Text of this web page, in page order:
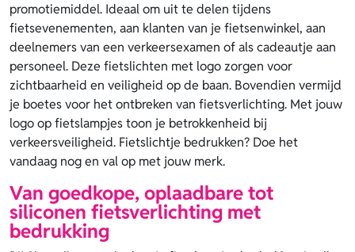
promotiemiddel. Ideaal om uit te delen tijdens
fietsevenementen, aan klanten van je fietsenwinkel, aan
deelnemers van een verkeersexamen of als cadeautje aan
personeel. Deze fietslichten met logo zorgen voor
zichtbaarheid en veiligheid op de baan. Bovendien vermijd
je boetes voor het ontbreken van fietsverlichting. Met jouw
logo op fietslampjes toon je betrokkenheid bij
verkeersveiligheid. Fietslichtje bedrukken? Doe het
vandaag nog en val op met jouw merk.
Van goedkope, oplaadbare tot
siliconen fietsverlichting met
bedrukking